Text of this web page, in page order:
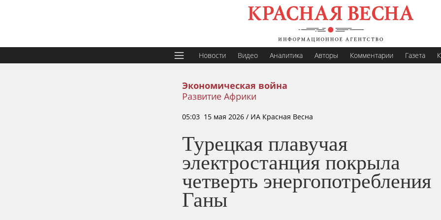
Новости Видео Аналитика Авторы Комментарии Газета
Экономическая война
Развитие Африки
05:03 15 мая 2026 / ИА Красная Весна
Турецкая плавучая
электростанция покрыла
четверть энергопотребления
Ганы